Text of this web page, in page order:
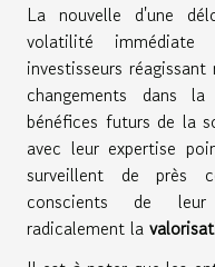
La nouvelle d'une
volatilité
investisseurs
changements dans
bénéfices futurs de la
avec leur expertise
surveillent de près
conscients de
radicalement la